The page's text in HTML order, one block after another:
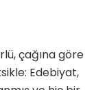
çağına göre
Edebiyat,